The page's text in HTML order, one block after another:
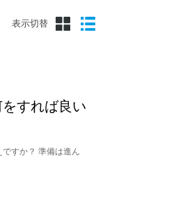
表示切替
すれば良い
すか？ 準備は進ん